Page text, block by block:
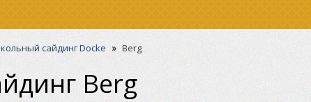
сайдинг Docke » Berg
Berg